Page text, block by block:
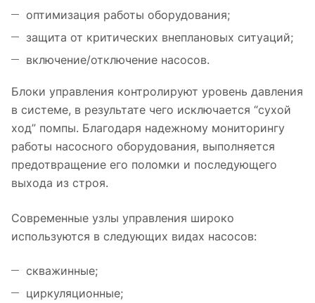
оптимизация работы оборудования;
защита от критических внеплановых ситуаций;
включение/отключение насосов.
Блоки управления контролируют уровень давления
в системе, в результате чего исключается “сухой
ход” помпы. Благодаря надежному мониторингу
работы насосного оборудования, выполняется
предотвращение его поломки и последующего
выхода из строя.
Современные узлы управления широко
используются в следующих видах насосов:
скважинные;
циркуляционные;